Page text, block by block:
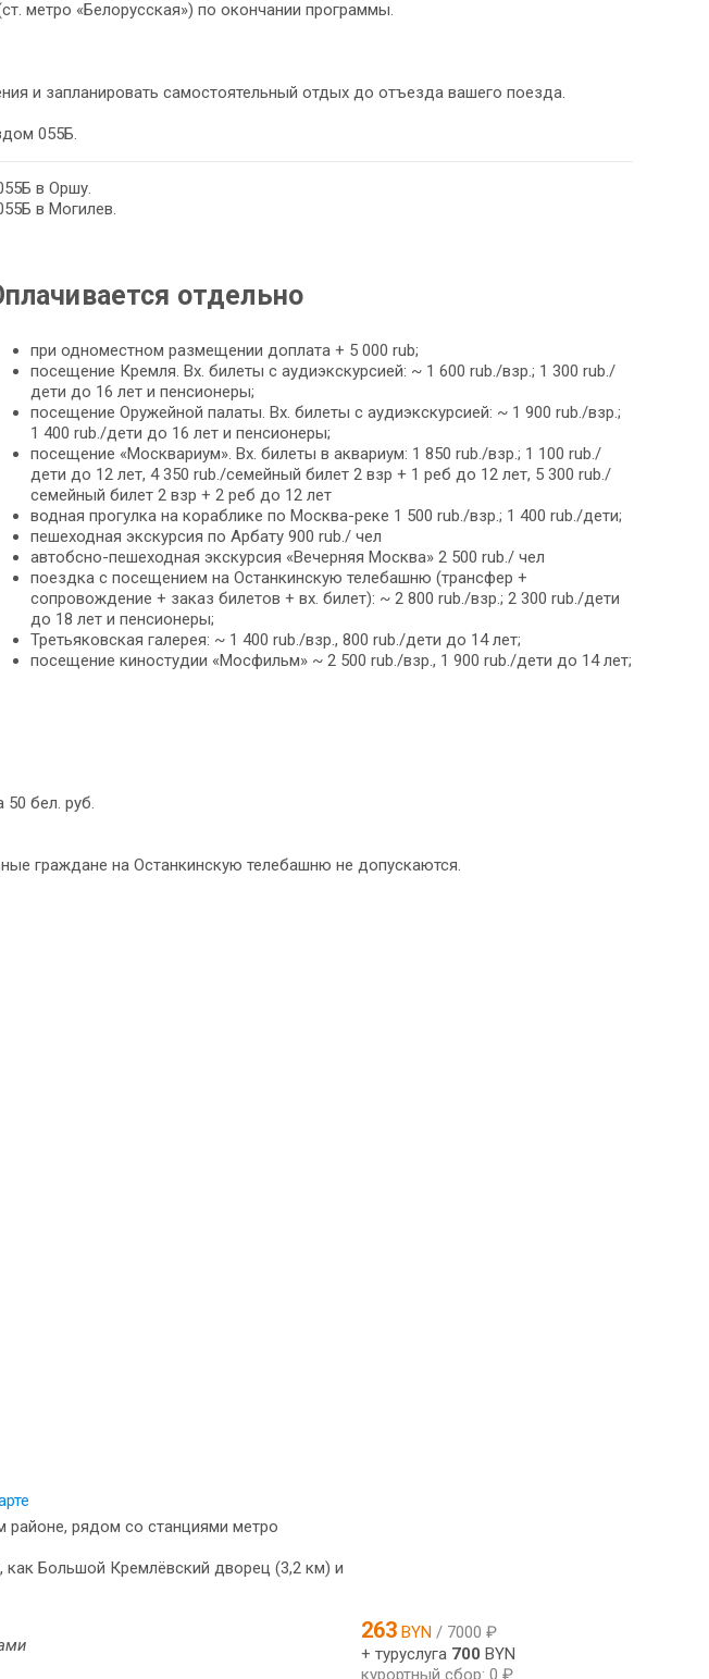
метро «Белорусская») по окончании программы.
и запланировать самостоятельный отдых до отъезда вашего поезда.
055Б.
в Оршу.
в Могилев.
отдельно
при одноместном размещении доплата + 5 000 rub;
посещение Кремля. Вх. билеты с аудиэкскурсией: ~ 1 600 rub./взр.; 1 300 rub./
дети до 16 лет и пенсионеры;
посещение Оружейной палаты. Вх. билеты с аудиэкскурсией: ~ 1 900 rub./взр.;
1 400 rub./дети до 16 лет и пенсионеры;
посещение «Москвариум». Вх. билеты в аквариум: 1 850 rub./взр.; 1 100 rub./
дети до 12 лет, 4 350 rub./семейный билет 2 взр + 1 реб до 12 лет, 5 300 rub./
семейный билет 2 взр + 2 реб до 12 лет
водная прогулка на кораблике по Москва-реке 1 500 rub./взр.; 1 400 rub./дети;
пешеходная экскурсия по Арбату 900 rub./ чел
автобсно-пешеходная экскурсия «Вечерняя Москва» 2 500 rub./ чел
поездка с посещением на Останкинскую телебашню (трансфер +
сопровождение + заказ билетов + вх. билет): ~ 2 800 rub./взр.; 2 300 rub./дети
до 18 лет и пенсионеры;
Третьяковская галерея: ~ 1 400 rub./взр., 800 rub./дети до 14 лет;
посещение киностудии «Мосфильм» ~ 2 500 rub./взр., 1 900 rub./дети до 14 лет;
бел. руб.
граждане на Останкинскую телебашню не допускаются.
районе, рядом со станциями метро
как Большой Кремлёвский дворец (3,2 км) и
263 BYN / 7000 ₽
+ туруслуга 700 BYN
курортный сбор: 0 ₽